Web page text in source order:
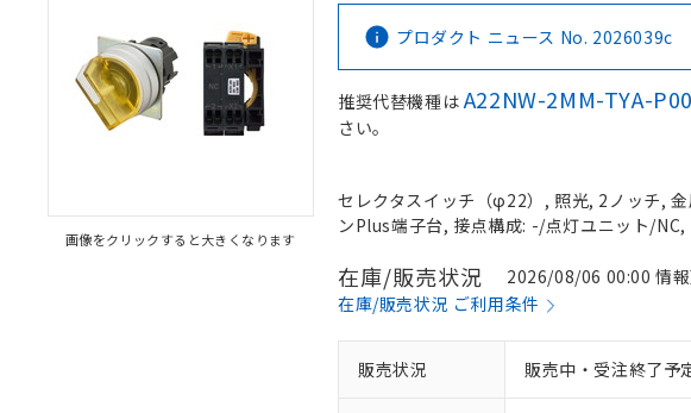
画像をクリックすると大きくなります
プロダクト ニュース No. 2026039c
推奨代替機種はA22NW-2MM-TYA-
さい。
セレクタスイッチ（φ22）, 照光, 2ノッチ,
ンPlus端子台, 接点構成: -/点灯ユニット/
在庫/販売状況
2026/08/06 00:00 情
在庫/販売状況 ご利用条件
販売状況 販売中・受注終了予